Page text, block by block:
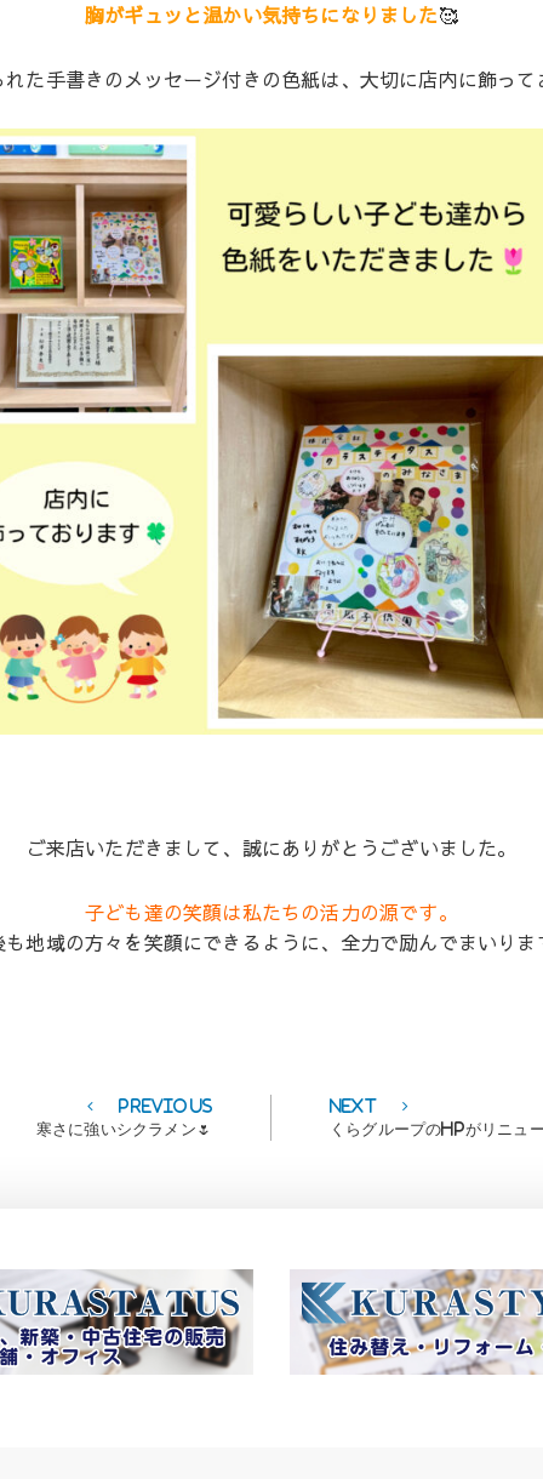
胸がギュッと温かい気持ちになりました🥰
た手書きのメッセージ付きの色紙は、大切に店内に飾っ
ご来店いただきまして、誠にありがとうございました。
子ども達の笑顔は私たちの活力の源です。
も地域の方々を笑顔にできるように、全力で励んでまいりま
PreviousPrevious
寒さに強いシクラメン🌷
Next
Next
post:
くらグループのHPがリニュ